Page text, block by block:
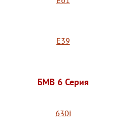
E39
БМВ 6 Серия
630i